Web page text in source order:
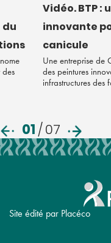
des
Vidéo. BTP :
innovante
canicule
Une entreprise de
des peintures
infrastructures des
01/07
Site édité par Placéco